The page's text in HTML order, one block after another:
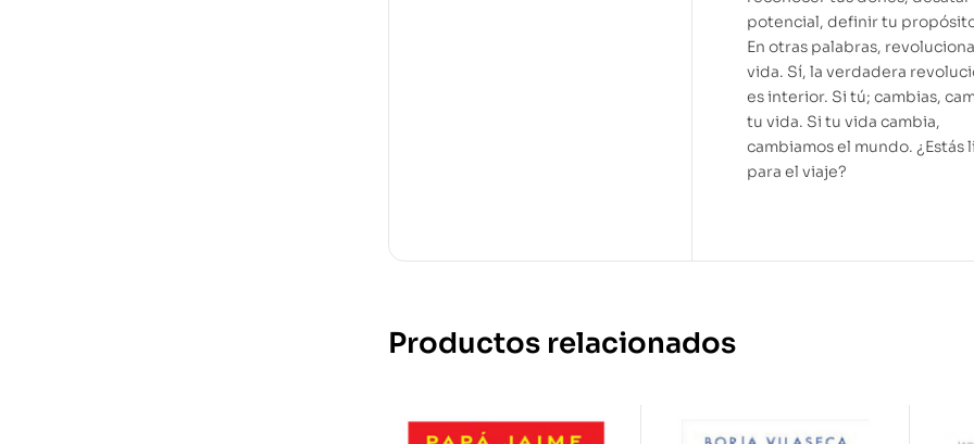
potencial, definir tu
En otras palabras,
vida. Sí, la verdadera
es interior. Si tú; cambias,
tu vida. Si tu vida cambia,
cambiamos el mundo. ¿Estás
para el viaje?
Productos relacionados